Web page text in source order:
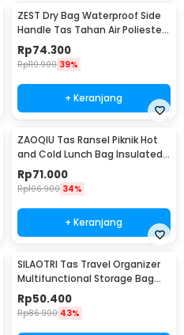
ZEST Dry Bag Waterproof Side
Handle Tas Tahan Air Poliester
PVC Nilon 10L - OB109
Rp74.300
Rp119.900 39%
+ Keranjang
ZAOQIU Tas Ransel Piknik Hot
and Cold Lunch Bag Insulated
Backpack - YY29
Rp71.000
Rp106.900 34%
+ Keranjang
SILAOTRI Tas Travel Organizer
Multifunctional Storage Bag
Waterproof - SLR24
Rp50.400
Rp86.900 43%